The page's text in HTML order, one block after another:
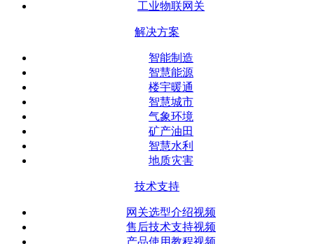
工业物联网关
解决方案
智能制造
智慧能源
楼宇暖通
智慧城市
气象环境
矿产油田
智慧水利
地质灾害
技术支持
网关选型介绍视频
售后技术支持视频
产品使用教程视频